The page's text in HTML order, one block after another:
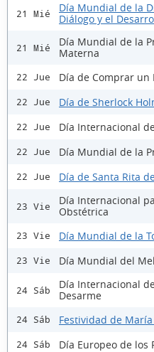
21 Mié
Día Mundial de la
Diálogo y el
21 Mié
Día Mundial de la
Materna
22 Jue Día de Comprar
22 Jue Día de Sherlock
22 Jue Día Internacional
22 Jue Día Mundial de la
22 Jue Día de Santa Rita
23 Vie
Día Internacional
Obstétrica
23 Vie Día Mundial de la
23 Vie Día Mundial del
24 Sáb
Día Internacional
Desarme
24 Sáb Festividad de
24 Sáb Día Europeo de los